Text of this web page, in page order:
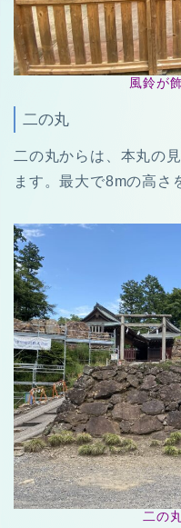
風鈴が
二の丸
二の丸からは、本丸の
ます。最大で8mの高さ
二の